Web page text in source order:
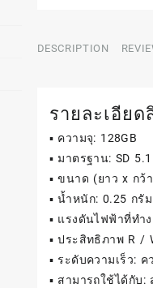
DESCRIPTION
รายละเอียด
▪ ความจุ: 128GB
▪ มาตรฐาน: SD 5.1
▪ ขนาด (ยาว x กว้
▪ น้ำหนัก: 0.25 กรัม
▪ แรงดันไฟฟ้าที่ทำ
▪ ประสิทธิภาพ R /
▪ ระดับความเร็ว: ค
▪ สามารถใช้ได้กับ